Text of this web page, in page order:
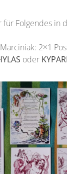
für Folgendes in
2×1
oder